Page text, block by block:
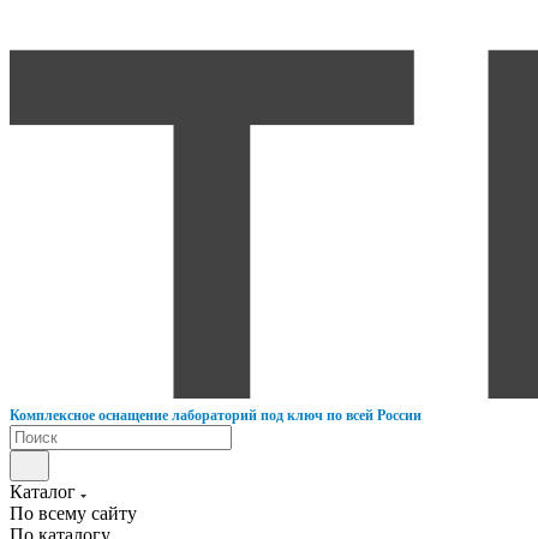
Комплексное оснащение лабораторий под ключ по всей России
Каталог
По всему сайту
По каталогу